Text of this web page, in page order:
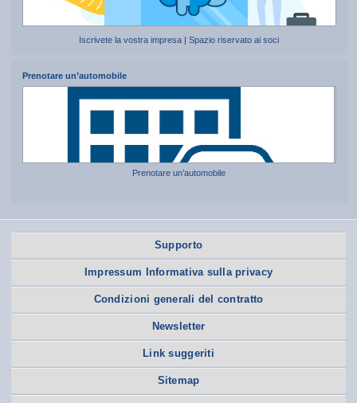
Iscrivete la vostra impresa |Spazio riservato ai soci
Prenotare un’automobile
Prenotare un’automobile
Supporto
Impressum Informativa sulla privacy
Condizioni generali del contratto
Newsletter
Link suggeriti
Sitemap